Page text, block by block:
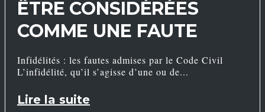
ÊTRE CONSIDÉRÉES
COMME UNE FAUTE
Infidélités : les fautes admises par le Code Civil
L’infidélité, qu’il s’agisse d’une ou de
Lire la suite